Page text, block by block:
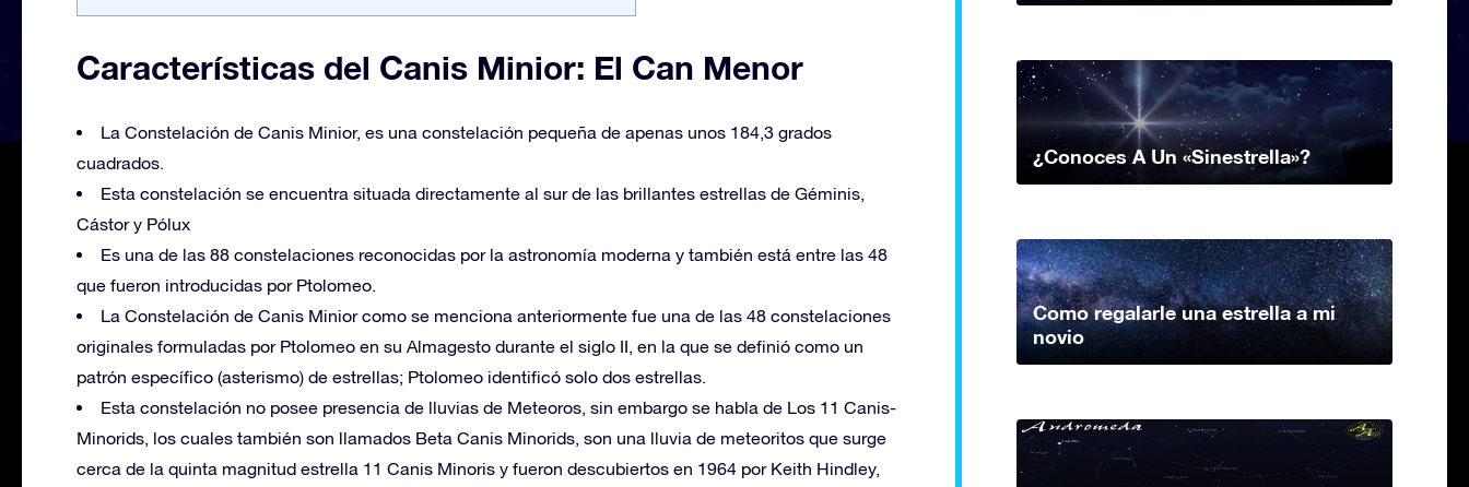
Características del Canis Minior: El Can Menor
La Constelación de Canis Minior, es una constelación pequeña de apenas unos 184,3 grados
cuadrados.
Esta constelación se encuentra situada directamente al sur de las brillantes estrellas de Géminis,
Cástor y Pólux
Es una de las 88 constelaciones reconocidas por la astronomía moderna y también está entre las 48
que fueron introducidas por Ptolomeo.
La Constelación de Canis Minior como se menciona anteriormente fue una de las 48 constelaciones
originales formuladas por Ptolomeo en su Almagesto durante el siglo II, en la que se definió como un
patrón específico (asterismo) de estrellas; Ptolomeo identificó solo dos estrellas.
Esta constelación no posee presencia de lluvias de Meteoros, sin embargo se habla de Los 11 Canis-
Minorids, los cuales también son llamados Beta Canis Minorids, son ​​una lluvia de meteoritos que surge
cerca de la quinta magnitud estrella 11 Canis Minoris y fueron descubiertos en 1964 por Keith Hindley,
¿Conoces A Un «Sinestrella»?
Como regalarle una estrella a mi
novio